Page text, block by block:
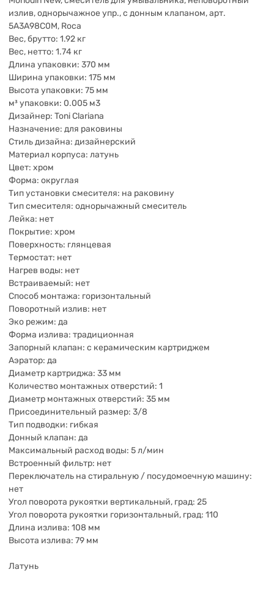
излив, однорычажное упр., с донным клапаном, арт.
5A3A98C0M, Roca
Вес, брутто: 1.92 кг
Вес, нетто: 1.74 кг
Длина упаковки: 370 мм
Ширина упаковки: 175 мм
Высота упаковки: 75 мм
м³ упаковки: 0.005 м3
Дизайнер: Toni Clariana
Назначение: для раковины
Стиль дизайна: дизайнерский
Материал корпуса: латунь
Цвет: хром
Форма: округлая
Тип установки смесителя: на раковину
Тип смесителя: однорычажный смеситель
Лейка: нет
Покрытие: хром
Поверхность: глянцевая
Термостат: нет
Нагрев воды: нет
Встраиваемый: нет
Способ монтажа: горизонтальный
Поворотный излив: нет
Эко режим: да
Форма излива: традиционная
Запорный клапан: с керамическим картриджем
Аэратор: да
Диаметр картриджа: 33 мм
Количество монтажных отверстий: 1
Диаметр монтажных отверстий: 35 мм
Присоединительный размер: 3/8
Тип подводки: гибкая
Донный клапан: да
Максимальный расход воды: 5 л/мин
Встроенный фильтр: нет
Переключатель на стиральную / посудомоечную машину:
нет
Угол поворота рукоятки вертикальный, град: 25
Угол поворота рукоятки горизонтальный, град: 110
Длина излива: 108 мм
Высота излива: 79 мм
Латунь